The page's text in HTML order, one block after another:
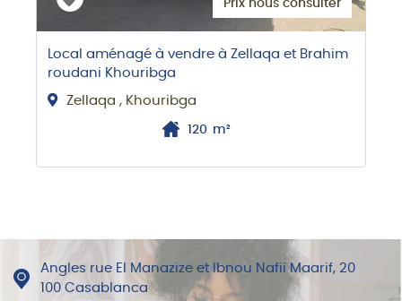
Prix nous consulter
Local aménagé à vendre à Zellaqa et Brahim
roudani Khouribga
Zellaqa , Khouribga
120 m²
Angles rue El Manazize et Ibnou Nafii Maarif, 20
100 Casablanca